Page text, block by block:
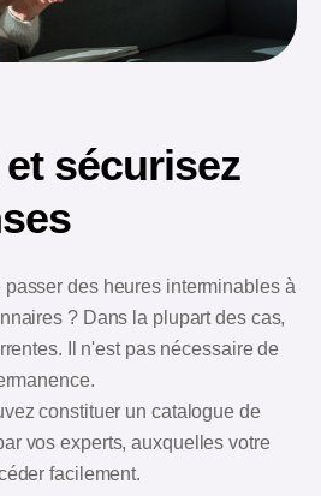
sécurisez
des heures interminables à
? Dans la plupart des cas,
Il n'est pas nécessaire de
constituer un catalogue de
vos experts, auxquelles votre
facilement.